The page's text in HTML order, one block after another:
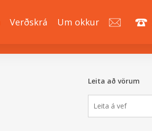
Verðskrá Um okkur
Leita að vörum